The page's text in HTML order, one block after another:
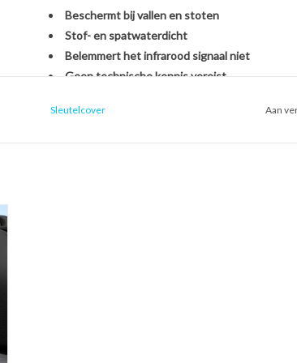
Beschermt bij vallen en stoten
Stof- en spatwaterdicht
Belemmert het infrarood signaal niet
Geen technische kennis vereist
Sleutelcover Aan